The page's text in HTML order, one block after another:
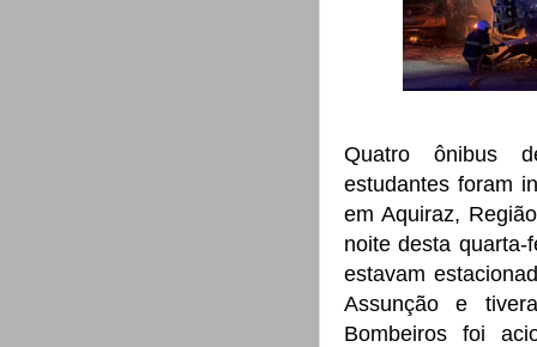
Quatro ônibus
estudantes foram
em Aquiraz,
noite desta quarta-
estavam
Assunção e
Bombeiros foi